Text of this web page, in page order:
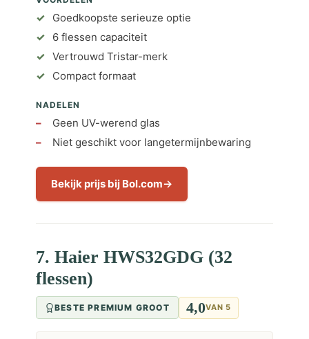
Goedkoopste serieuze optie
6 flessen capaciteit
Vertrouwd Tristar-merk
Compact formaat
NADELEN
Geen UV-werend glas
Niet geschikt voor langetermijnbewaring
Bekijk prijs bij Bol.com
7. Haier HWS32GDG (32
flessen)
BESTE PREMIUM GROOT 4,0VAN 5